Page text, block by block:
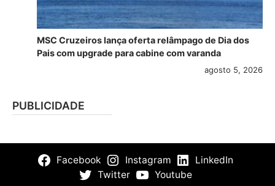
MSC Cruzeiros lança oferta relâmpago de Dia dos
Pais com upgrade para cabine com varanda
agosto 5, 2026
PUBLICIDADE
Facebook Instagram
LinkedIn
Twitter
Youtube